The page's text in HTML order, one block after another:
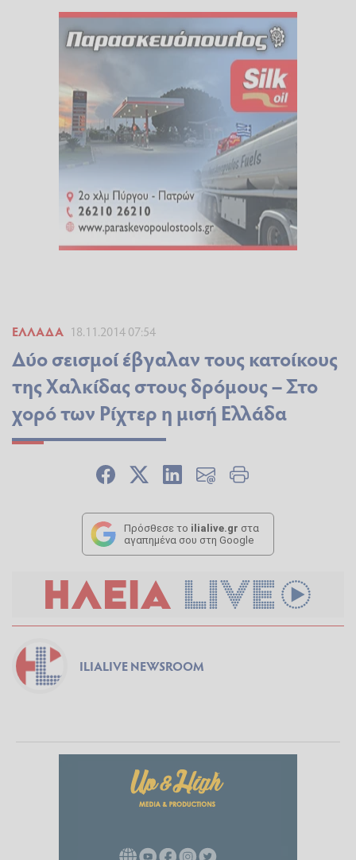
ΕΛΛΆΔΑ 18.11.2014 07:54
Δύο σεισμοί έβγαλαν τους κατοίκους
της Χαλκίδας στους δρόμους – Στο
χορό των Ρίχτερ η μισή Ελλάδα
Πρόσθεσε το ilialive.gr στα
αγαπημένα σου στη Google
ILIALIVE NEWSROOM